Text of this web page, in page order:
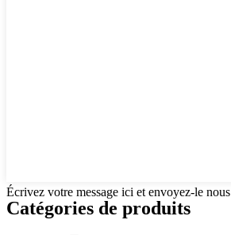
Écrivez votre message ici et envoyez-le nous
Catégories de produits